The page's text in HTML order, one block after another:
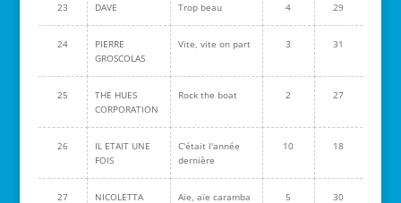
23 DAVE Trop beau 4 29
24
PIERRE
GROSCOLAS
Vite, vite on part 3 31
25
THE HUES
CORPORATION
Rock the boat 2 27
26
IL ETAIT UNE
FOIS
C'était l'année
dernière
10 18
27 NICOLETTA Aïe, aïe caramba 5 30